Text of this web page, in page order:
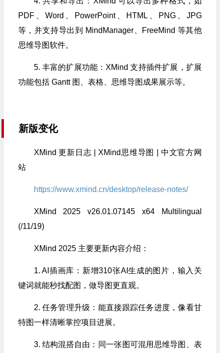
PDF、Word、PowerPoint、HTML、PNG、JPG
等，并支持导出到 MindManager、FreeMind 等其他
思维导图软件。
5. 丰富的扩展功能：XMind 支持插件扩展，扩展
功能包括 Gantt 图、表格、思维导图成果展示等。
新版变化
XMind 更新日志 | XMind思维导图 | 中文官方网
站
https://www.xmind.cn/desktop/release-notes/
XMind 2025 v26.01.07145 x64 Multilingual
(/11/19)
XMind 2025 主要更新内容介绍：
1. AI插画库：新增310张AI生成的图片，输入关
键词就能秒找配图，做导图更直观。
2. 任务管理升级：能直接跟踪任务进度，像看甘
特图一样清晰掌控项目进展。
3. 结构混搭自由：同一张图可混用思维导图、表